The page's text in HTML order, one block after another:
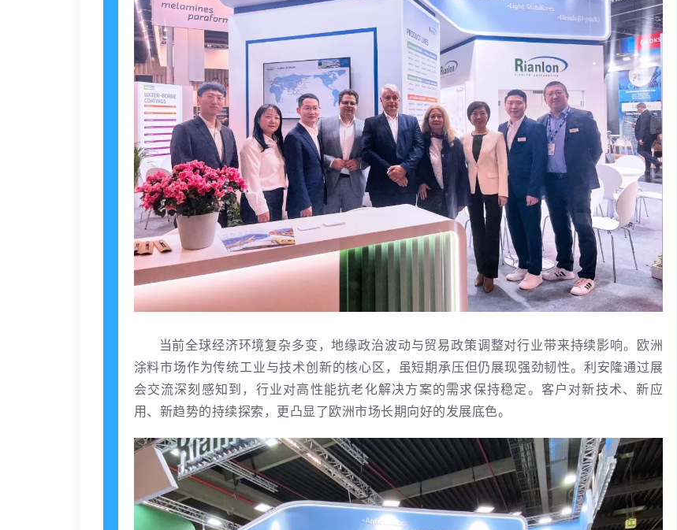
当前全球经济环境复杂多变，地缘政治波动与贸易政策调整对行业带来持续影响。欧洲
涂料市场作为传统工业与技术创新的核心区，虽短期承压但仍展现强劲韧性。利安隆通过展
会交流深刻感知到，行业对高性能抗老化解决方案的需求保持稳定。客户对新技术、新应
用、新趋势的持续探索，更凸显了欧洲市场长期向好的发展底色。